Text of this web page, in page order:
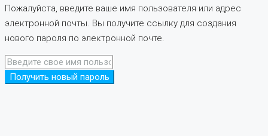
Пожалуйста, введите ваше имя пользователя или адрес
электронной почты. Вы получите ссылку для создания
нового пароля по электронной почте.
Получить новый пароль